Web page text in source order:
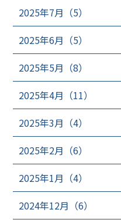
2025年7月（5）
2025年6月（5）
2025年5月（8）
2025年4月（11）
2025年3月（4）
2025年2月（6）
2025年1月（4）
2024年12月（6）